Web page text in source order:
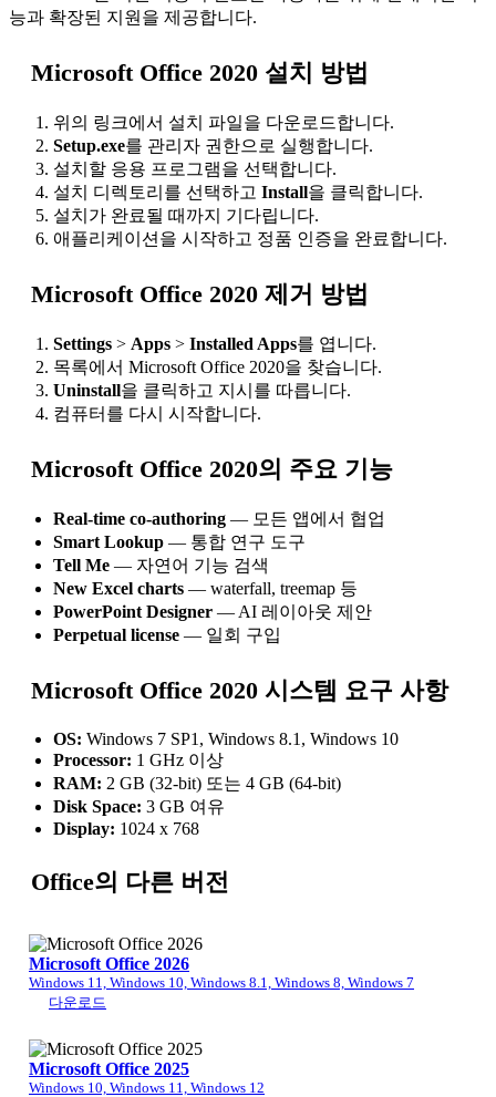
능과 확장된 지원을 제공합니다.
Microsoft Office 2020 설치 방법
위의 링크에서 설치 파일을 다운로드합니다.
Setup.exe를 관리자 권한으로 실행합니다.
설치할 응용 프로그램을 선택합니다.
설치 디렉토리를 선택하고 Install을 클릭합니다.
설치가 완료될 때까지 기다립니다.
애플리케이션을 시작하고 정품 인증을 완료합니다.
Microsoft Office 2020 제거 방법
Settings > Apps > Installed Apps를 엽니다.
목록에서 Microsoft Office 2020을 찾습니다.
Uninstall을 클릭하고 지시를 따릅니다.
컴퓨터를 다시 시작합니다.
Microsoft Office 2020의 주요 기능
Real-time co-authoring — 모든 앱에서 협업
Smart Lookup — 통합 연구 도구
Tell Me — 자연어 기능 검색
New Excel charts — waterfall, treemap 등
PowerPoint Designer — AI 레이아웃 제안
Perpetual license — 일회 구입
Microsoft Office 2020 시스템 요구 사항
OS: Windows 7 SP1, Windows 8.1, Windows 10
Processor: 1 GHz 이상
RAM: 2 GB (32-bit) 또는 4 GB (64-bit)
Disk Space: 3 GB 여유
Display: 1024 x 768
Office의 다른 버전
Microsoft Office 2026
Windows 11, Windows 10, Windows 8.1, Windows 8, Windows 7
다운로드
Microsoft Office 2025
Windows 10, Windows 11, Windows 12